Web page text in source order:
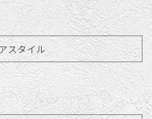
スタイル